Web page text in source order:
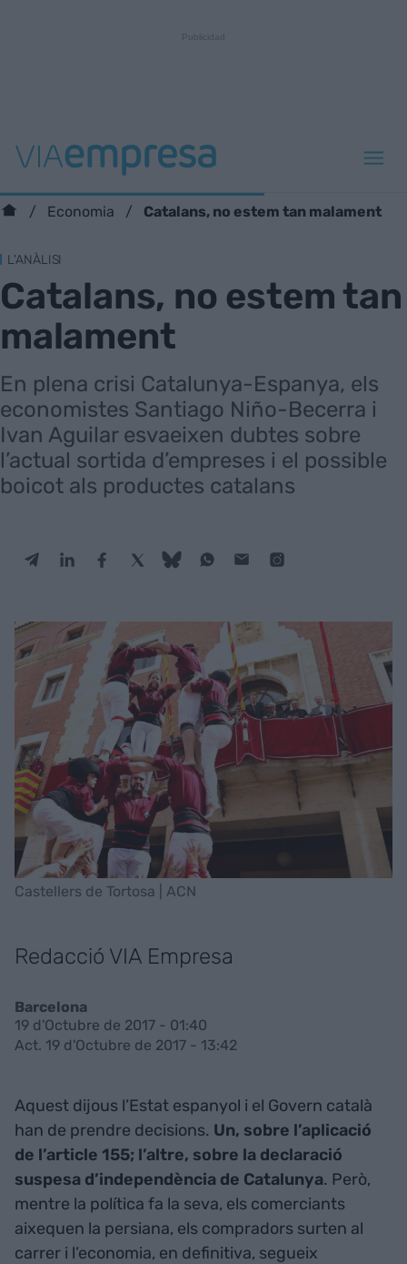
Economia Catalans, no estem tan malament
L'ANÀLISI
Catalans, no estem tan
malament
En plena crisi Catalunya-Espanya, els
economistes Santiago Niño-Becerra i
Ivan Aguilar esvaeixen dubtes sobre
l’actual sortida d’empreses i el possible
boicot als productes catalans
Castellers de Tortosa | ACN
Redacció VIA Empresa
Barcelona
19 d'Octubre de 2017 - 01:40
Act. 19 d'Octubre de 2017 - 13:42
Aquest dijous l’Estat espanyol i el Govern català
han de prendre decisions. Un, sobre l’aplicació
de l’article 155; l’altre, sobre la declaració
suspesa d’independència de Catalunya. Però,
mentre la política fa la seva, els comerciants
aixequen la persiana, els compradors surten al
carrer i l’economia, en definitiva, segueix